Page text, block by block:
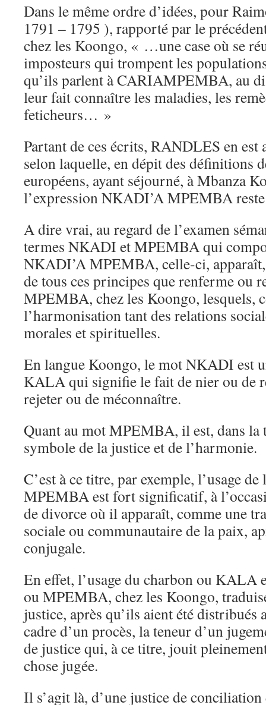
Dans le même ordre d’idées, pour
1791 – 1795 ), rapporté par le
chez les Koongo, « …une case où se
imposteurs qui trompent les
qu’ils parlent à CARIAMPEMBA, au
leur fait connaître les maladies, les
feticheurs… »
Partant de ces écrits, RANDLES en
selon laquelle, en dépit des définitions
européens, ayant séjourné, à Mbanza
l’expression NKADI’A MPEMBA
A dire vrai, au regard de l’examen
termes NKADI et MPEMBA qui
NKADI’A MPEMBA, celle-ci,
de tous ces principes que renferme ou
MPEMBA, chez les Koongo, lesquels,
l’harmonisation tant des relations
morales et spirituelles.
En langue Koongo, le mot NKADI est
KALA qui signifie le fait de nier ou de
rejeter ou de méconnaître.
Quant au mot MPEMBA, il est, dans
symbole de la justice et de l’harmonie.
C’est à ce titre, par exemple, l’usage
MPEMBA est fort significatif, à
de divorce où il apparaît, comme une
sociale ou communautaire de la paix,
conjugale.
En effet, l’usage du charbon ou KALA
ou MPEMBA, chez les Koongo,
justice, après qu’ils aient été distribués
cadre d’un procès, la teneur d’un
de justice qui, à ce titre, jouit
chose jugée.
Il s’agit là, d’une justice de